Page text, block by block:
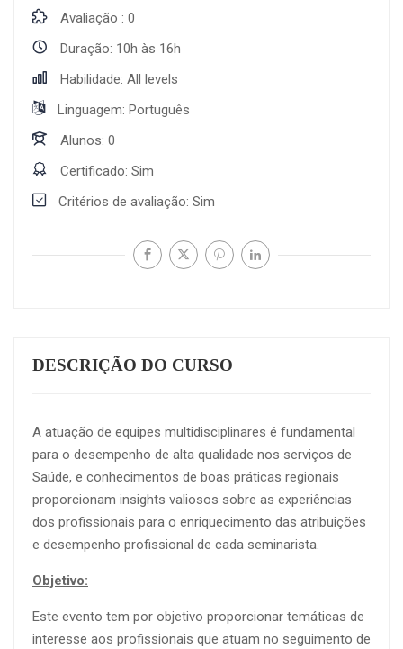
DESCRIÇÃO DO CURSO
A atuação de equipes multidisciplinares é fundamental
para o desempenho de alta qualidade nos serviços de
Saúde, e conhecimentos de boas práticas regionais
proporcionam insights valiosos sobre as experiências
dos profissionais para o enriquecimento das atribuições
e desempenho profissional de cada seminarista.
Objetivo:
Este evento tem por objetivo proporcionar temáticas de
interesse aos profissionais que atuam no seguimento de
Avaliação
0
Duração 10h às 16h
Habilidade All levels
Linguagem Português
Alunos 0
Certificado Sim
Critérios de avaliação Sim